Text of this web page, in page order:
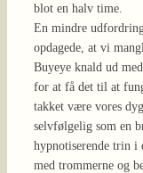
blot en halv time.
En mindre
opdagede, at vi
Buyeye knald ud
for at få det til at
takket være vores
selvfølgelig som en
hypnotiserende trin i
med trommerne og